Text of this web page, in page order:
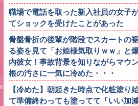
職場で電話を取った新入社員の女子
てショックを受けたことがあった
骨盤骨折の後輩が階段でスカートの
る姿を見て「お姫様気取りｗｗ」と
内彼女！事故背景を知りながらマウ
根の汚さに一気に冷めた・・・
【冷めた】朝起きた時点で化粧塗り
て準備終わっても塗ってて「いい加